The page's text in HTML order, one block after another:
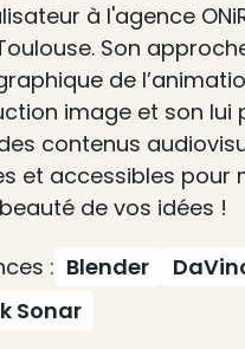
à l'agence
Son
de
image et son lui
contenus
et accessibles pour
de vos idées !
: Blender
Sonar